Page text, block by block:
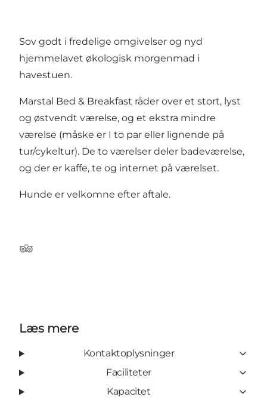
Sov godt i fredelige omgivelser og nyd
hjemmelavet økologisk morgenmad i
havestuen.
Marstal Bed & Breakfast råder over et stort, lyst
og østvendt værelse, og et ekstra mindre
værelse (måske er I to par eller lignende på
tur/cykeltur). De to værelser deler badeværelse,
og der er kaffe, te og internet på værelset.
Hunde er velkomne efter aftale.
Tripadvisor
Læs mere
Kontaktoplysninger
Faciliteter
Kapacitet